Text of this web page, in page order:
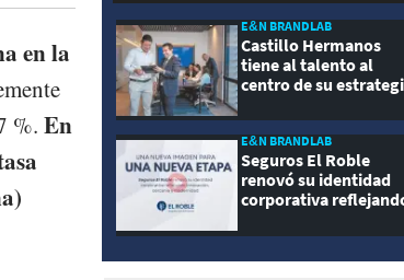
en la
%. En
E&N BRANDLAB
Castillo Hermanos
tiene al talento al
centro de su
E&N BRANDLAB
Seguros El Roble
renovó su identidad
corporativa
modernidad